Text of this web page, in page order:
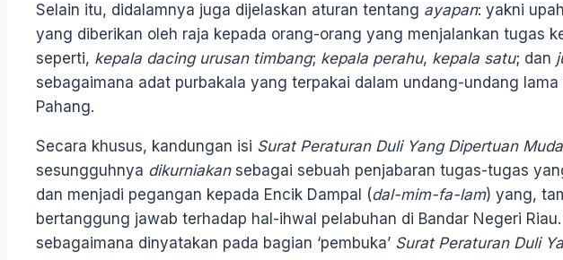
Selain itu, didalamnya juga dijelaskan aturan tentang ayapan: yakni
yang diberikan oleh raja kepada orang-orang yang menjalankan tugas
seperti, kepala dacing urusan timbang; kepala perahu, kepala satu; dan
sebagaimana adat purbakala yang terpakai dalam undang-undang
Pahang.
Secara khusus, kandungan isi Surat Peraturan Duli Yang Dipertuan
sesungguhnya dikurniakansebagai sebuah penjabaran tugas-tugas
dan menjadi pegangan kepada Encik Dampal (dal-mim-fa-lam) yang,
bertanggung jawab terhadap hal-ihwal pelabuhan di Bandar Negeri
sebagaimana dinyatakan pada bagian ‘pembuka’ Surat Peraturan Duli